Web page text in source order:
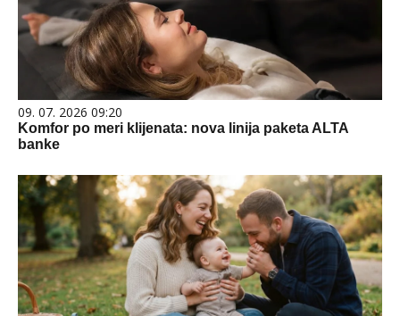
09. 07. 2026 09:20
Komfor po meri klijenata: nova linija paketa ALTA
banke